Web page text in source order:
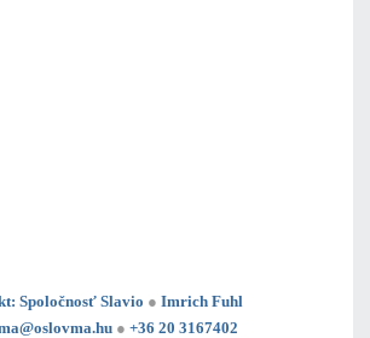
Spoločnosť Slavio ● Imrich Fuhl
● +36 20 3167402